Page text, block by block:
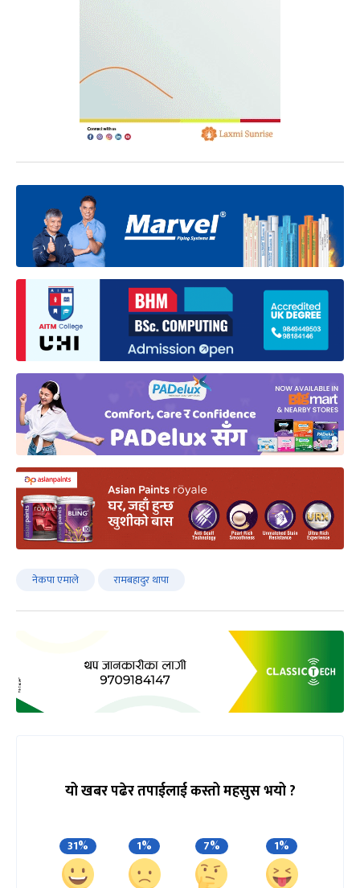
नेकपा एमाले रामबहादुर थापा
यो खबर पढेर तपाईलाई कस्तो महसुस भयो ?
31% 1% 7% 1%